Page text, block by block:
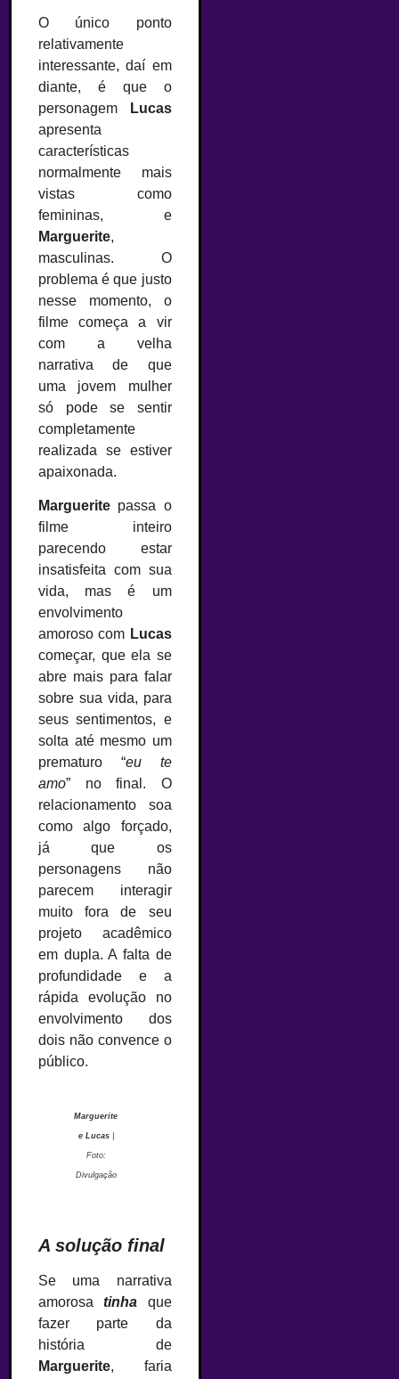
O único ponto
relativamente
interessante, daí em
diante, é que o
personagem
Lucas
apresenta
características
normalmente mais
vistas como
femininas, e
Marguerite,
masculinas. O
problema é que justo
nesse momento, o
filme começa a vir
com a velha
narrativa de que
uma jovem mulher
só pode se sentir
completamente
realizada se estiver
apaixonada.
Marguerite passa o
filme inteiro
parecendo estar
insatisfeita com sua
vida, mas é um
envolvimento
amoroso com Lucas
começar, que ela se
abre mais para falar
sobre sua vida, para
seus sentimentos, e
solta até mesmo um
prematuro “eu te
amo” no final. O
relacionamento soa
como algo forçado,
já que os
personagens não
parecem interagir
muito fora de seu
projeto acadêmico
em dupla. A falta de
profundidade e a
rápida evolução no
envolvimento dos
dois não convence o
público.
Marguerite
e Lucas|
Foto:
Divulgação
A solução final
Se uma narrativa
amorosatinha que
fazer parte da
história de
Marguerite, faria